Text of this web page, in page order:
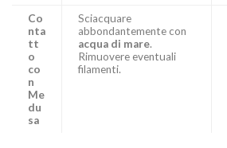
Co
nta
tt
o
co
n
Me
du
sa
Sciacquare
abbondantemente con
acqua di mare.
Rimuovere eventuali
filamenti.